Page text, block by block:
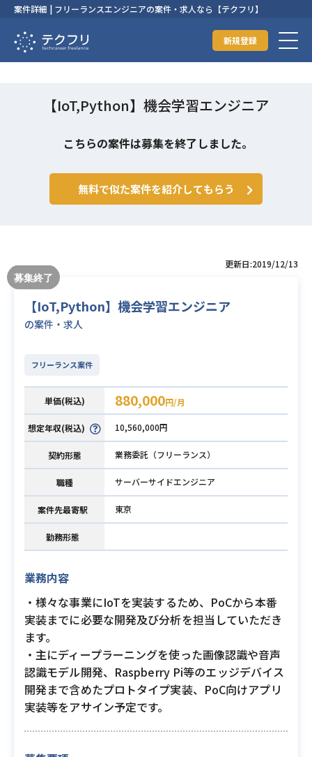
案件詳細 | フリーランスエンジニアの案件・求人なら【テクフリ】
新規登録
【IoT,Python】機会学習エンジニア
こちらの案件は募集を終了しました。
無料で似た案件を紹介してもらう
更新日:2019/12/13
【IoT,Python】機会学習エンジニア
の案件・求人
フリーランス案件
単価(税込) 880,000円/月
想定年収(税込) 10,560,000円
契約形態 業務委託（フリーランス）
職種 サーバーサイドエンジニア
案件先最寄駅 東京
勤務形態
業務内容
・様々な事業にIoTを実装するため、PoCから本番
実装までに必要な開発及び分析を担当していただき
ます。
・主にディープラーニングを使った画像認識や音声
認識モデル開発、Raspberry Pi等のエッジデバイス
開発まで含めたプロトタイプ実装、PoC向けアプリ
実装等をアサイン予定です。